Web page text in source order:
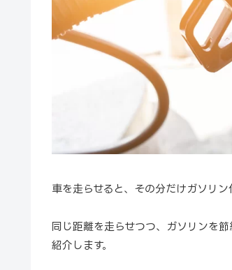
車を走らせると、その分だけガソリ
同じ距離を走らせつつ、ガソリンを
紹介します。